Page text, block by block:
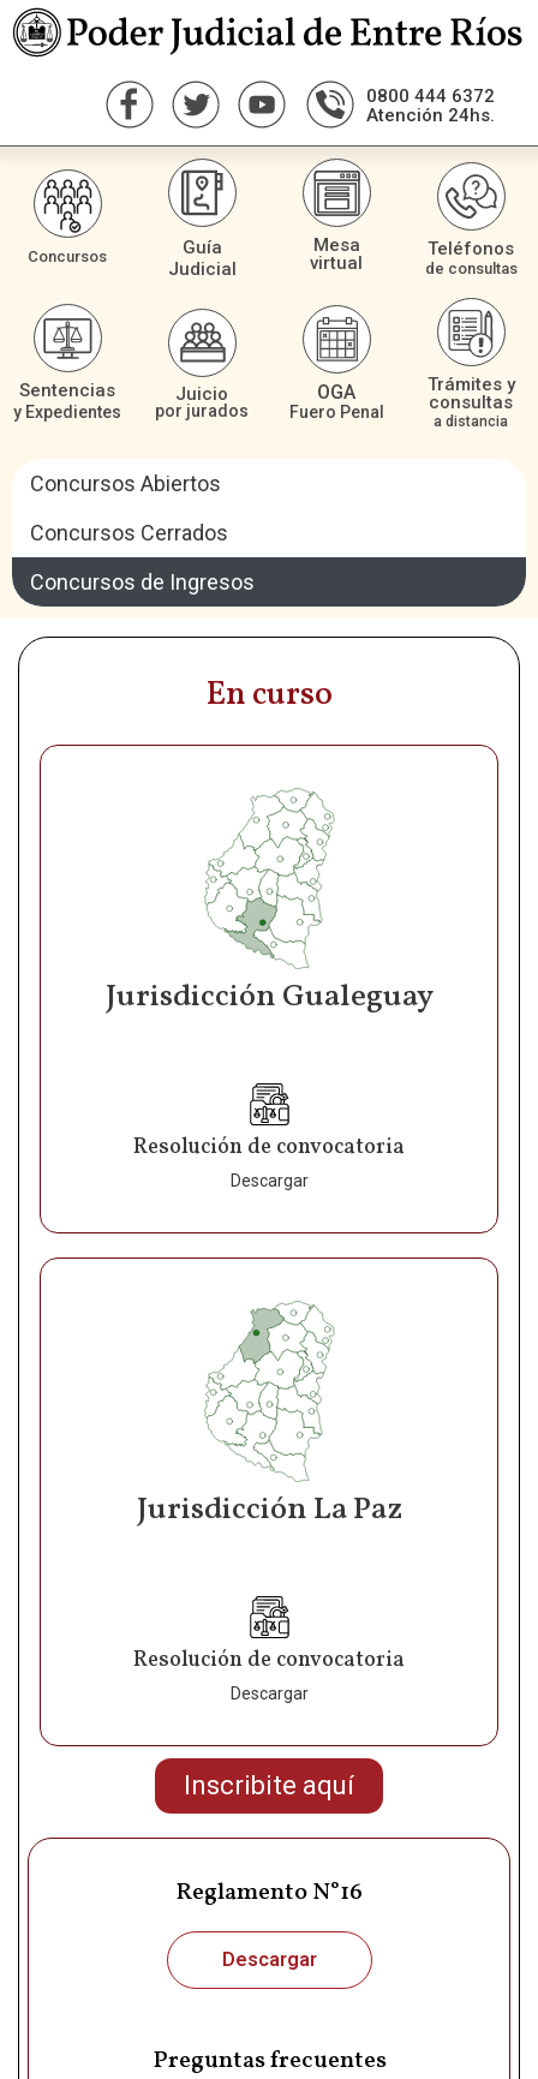
0800 444 6372
Atención 24hs.
Concursos
Guía
Judicial
Mesa
virtual
Teléfonos
de consultas
Sentencias
y Expedientes
Juicio
por jurados
OGA
Fuero Penal
Trámites y
consultas
a distancia
Concursos Abiertos
Concursos Cerrados
Concursos de Ingresos
En curso
Jurisdicción Gualeguay
Resolución de convocatoria
Descargar
Jurisdicción La Paz
Resolución de convocatoria
Descargar
Inscribite aquí
Reglamento N°16
Descargar
Preguntas frecuentes